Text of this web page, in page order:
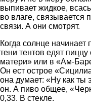
выпивает жидкое,
во влаге, связывается
связи. А они смотрят.
Когда солнце начинает
тени тентов едят
матери» или в «Ам-
Он ест острое
она думает: «Ну как ты
он. А пиво общее,
0,33. В стекле.